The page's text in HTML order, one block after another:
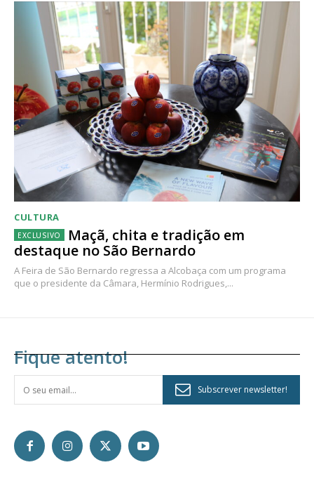
CULTURA
Maçã, chita e tradição em
destaque no São Bernardo
A Feira de São Bernardo regressa a Alcobaça com um programa
que o presidente da Câmara, Hermínio Rodrigues,...
Fique atento!
Subscrever newsletter!